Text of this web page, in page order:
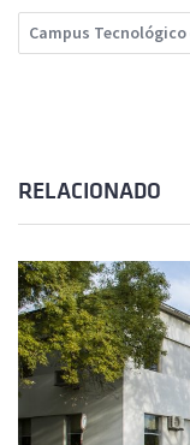
Campus Tecnológico
RELACIONADO